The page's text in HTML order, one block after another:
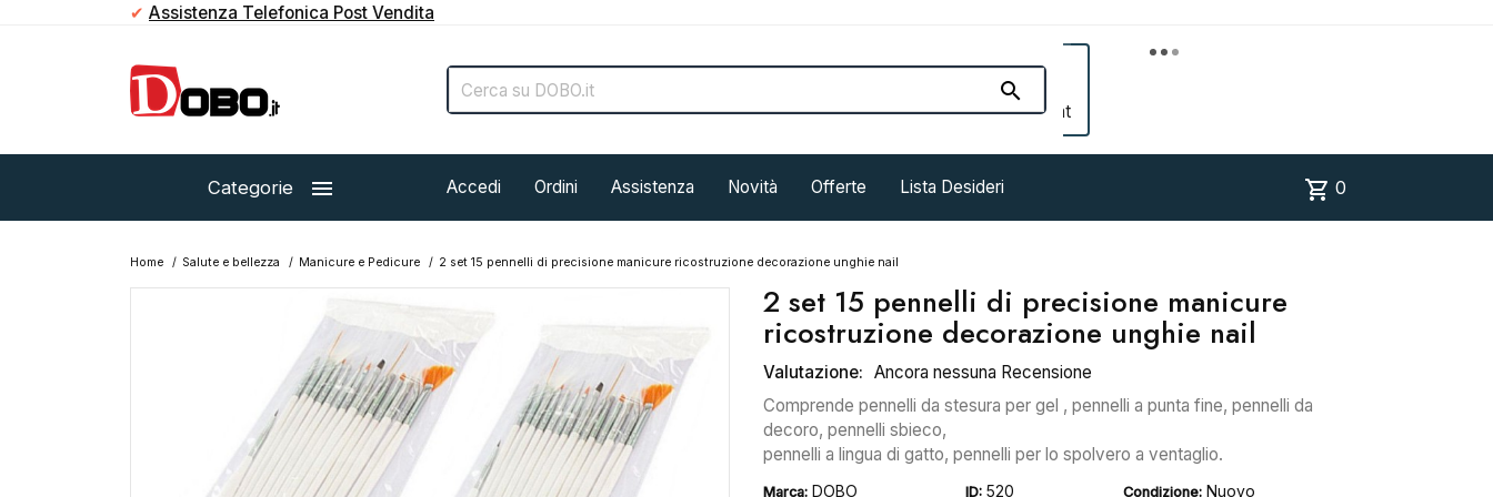
✔ Assistenza Telefonica Post Vendita


Account
Categorie  Accedi Ordini Assistenza Novità Offerte Lista Desideri shopping_cart 0
Home Salute e bellezza Manicure e Pedicure 2 set 15 pennelli di precisione manicure ricostruzione decorazione unghie nail
2 set 15 pennelli di precisione manicure
ricostruzione decorazione unghie nail
Valutazione: Ancora nessuna Recensione
Comprende pennelli da stesura per gel , pennelli a punta fine, pennelli da
decoro, pennelli sbieco,
pennelli a lingua di gatto, pennelli per lo spolvero a ventaglio.
Marca: DOBO ID: 520 Condizione: Nuovo